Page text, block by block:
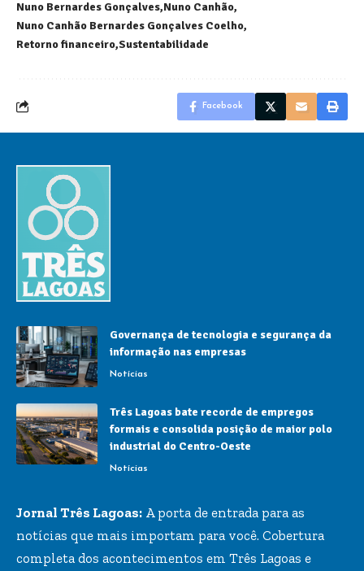
Nuno Bernardes Gonçalves Nuno Canhão
Nuno Canhão Bernardes Gonçalves Coelho
Retorno financeiro Sustentabilidade
Facebook
Governança de tecnologia e segurança da
informação nas empresas
Notícias
Três Lagoas bate recorde de empregos
formais e consolida posição de maior polo
industrial do Centro-Oeste
Notícias
Jornal Três Lagoas: A porta de entrada para as
notícias que mais importam para você. Cobertura
completa dos acontecimentos em Três Lagoas e